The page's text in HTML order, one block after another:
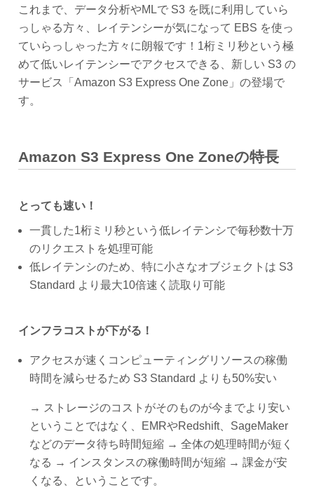
これまで、データ分析やMLで S3 を既に利用していら
っしゃる方々、レイテンシーが気になって EBS を使っ
ていらっしゃった方々に朗報です！1桁ミリ秒という極
めて低いレイテンシーでアクセスできる、新しい S3 の
サービス「Amazon S3 Express One Zone」の登場で
す。
Amazon S3 Express One Zoneの特長
とっても速い！
一貫した1桁ミリ秒という低レイテンシで毎秒数十万
のリクエストを処理可能
低レイテンシのため、特に小さなオブジェクトは S3
Standard より最大10倍速く読取り可能
インフラコストが下がる！
アクセスが速くコンピューティングリソースの稼働
時間を減らせるため S3 Standard よりも50%安い
→ ストレージのコストがそのものが今までより安い
ということではなく、EMRやRedshift、SageMaker
などのデータ待ち時間短縮 → 全体の処理時間が短く
なる → インスタンスの稼働時間が短縮 → 課金が安
くなる、ということです。